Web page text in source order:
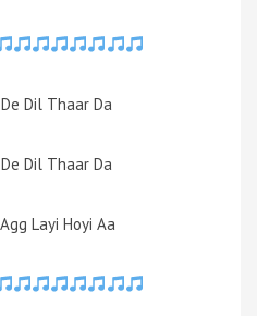
Dil Thaar Da
Dil Thaar Da
Layi Hoyi Aa